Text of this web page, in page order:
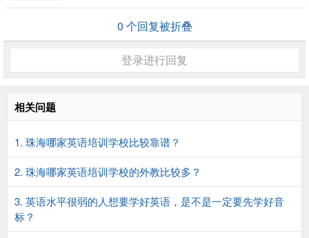
0 个回复被折叠
登录进行回复
相关问题
1. 珠海哪家英语培训学校比较靠谱？
2. 珠海哪家英语培训学校的外教比较多？
3. 英语水平很弱的人想要学好英语，是不是一定要先学好音
标？